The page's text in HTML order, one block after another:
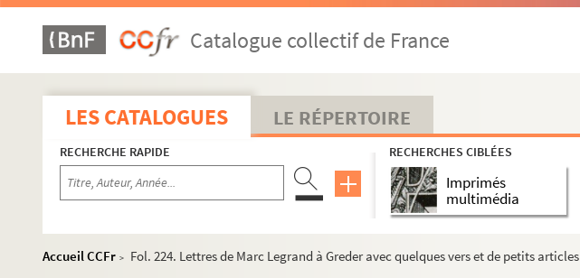
Catalogue collectif de France
LES CATALOGUES LE RÉPERTOIRE
RECHERCHE RAPIDE RECHERCHES CIBLÉES
Imprimés
multimédia
Accueil CCFr >
Fol. 224. Lettres de Marc Legrand à Greder avec quelques vers et de petits articles